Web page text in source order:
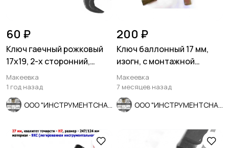
60 ₽
Ключ гаечный рожковый
17х19, 2-х сторонний,
сделано в СССР.
Макеевка
1 год назад
200 ₽
Ключ баллонный 17 мм,
изогн, с монтажной
лопаткой, оцинкованный,
СССР.
Макеевка
7 месяцев назад